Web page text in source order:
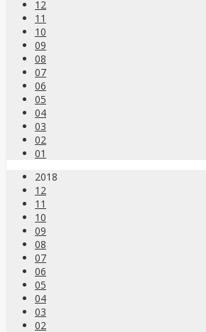
12
11
10
09
08
07
06
05
04
03
02
01
2018
12
11
10
09
08
07
06
05
04
03
02